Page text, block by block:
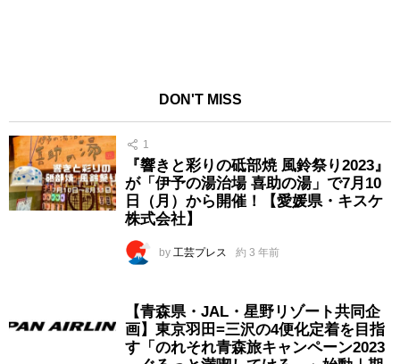
DON'T MISS
1
『響きと彩りの砥部焼 風鈴祭り2023』
が「伊予の湯治場 喜助の湯」で7月10
日（月）から開催！【愛媛県・キスケ
株式会社】
by 工芸プレス 約 3 年前
【青森県・JAL・星野リゾート共同企
画】東京羽田=三沢の4便化定着を目指
す「のれそれ青森旅キャンペーン2023